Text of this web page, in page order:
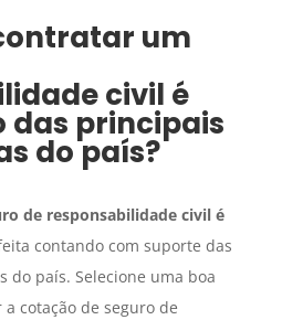
um
civil é
das principais
do país?
de responsabilidade civil é
contando com suporte das
do país. Selecione uma boa
cotação de seguro de